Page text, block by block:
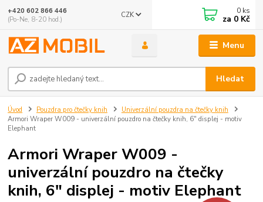
Menu
CZK
Hledat
+420 602 866 446
(Po-Ne, 8-20 hod.)
0 ks
za 0 Kč
Úvod Pouzdra pro čtečky knih
Univerzální pouzdra na čtečky knih
Armori Wraper W009 - univerzální pouzdro na čtečky knih, 6" displej - motiv
Elephant
Armori Wraper W009 -
univerzální pouzdro na čtečky
knih, 6" displej - motiv Elephant